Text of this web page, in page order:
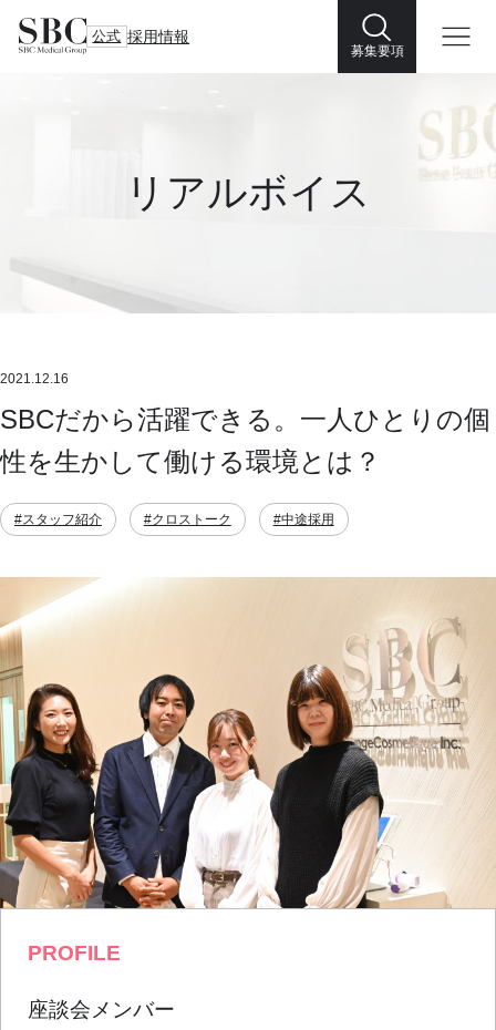
公式 採用情報
募集要項
リアルボイス
2021.12.16
SBCだから活躍できる。一人ひとりの個
性を生かして働ける環境とは？
#スタッフ紹介 #クロストーク #中途採用
PROFILE
座談会メンバー